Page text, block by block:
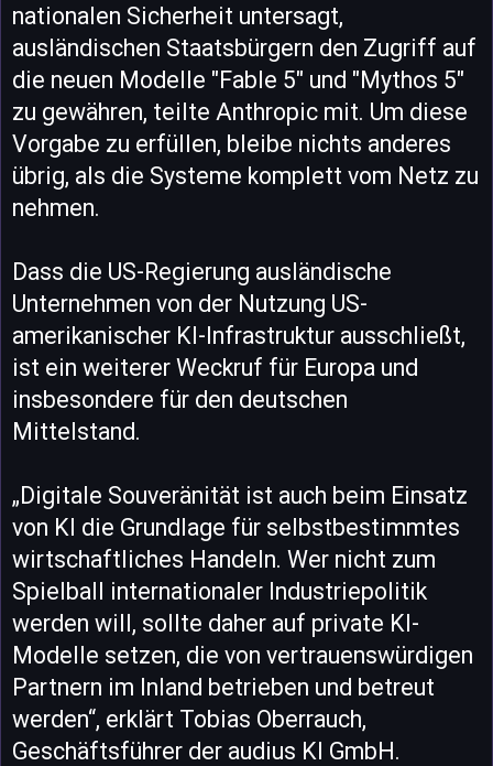
nationalen Sicherheit untersagt,
ausländischen Staatsbürgern den Zugriff auf
die neuen Modelle "Fable 5" und "Mythos 5"
zu gewähren, teilte Anthropic mit. Um diese
Vorgabe zu erfüllen, bleibe nichts anderes
übrig, als die Systeme komplett vom Netz zu
nehmen.
Dass die US-Regierung ausländische
Unternehmen von der Nutzung US-
amerikanischer KI-Infrastruktur ausschließt,
ist ein weiterer Weckruf für Europa und
insbesondere für den deutschen
Mittelstand.
„Digitale Souveränität ist auch beim Einsatz
von KI die Grundlage für selbstbestimmtes
wirtschaftliches Handeln. Wer nicht zum
Spielball internationaler Industriepolitik
werden will, sollte daher auf private KI-
Modelle setzen, die von vertrauenswürdigen
Partnern im Inland betrieben und betreut
werden“, erklärt Tobias Oberrauch,
Geschäftsführer der audius KI GmbH.